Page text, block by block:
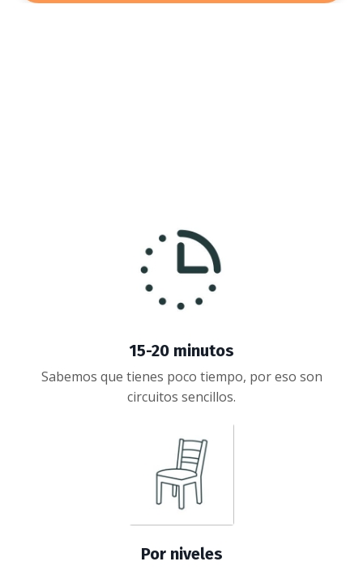
15-20 minutos
Sabemos que tienes poco tiempo, por eso son
circuitos sencillos.
Por niveles